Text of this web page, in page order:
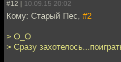
#12 | 10.09.15 20:02
Кому: Старый Пес, #2
> О_О
> Сразу